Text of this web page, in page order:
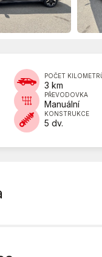
POČET
3 km
PŘEVODOVKA
Manuální
KONSTRUKCE
5 dv.